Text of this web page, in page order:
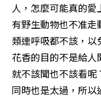
人，怎麼可能真的
有野生動物也不准
類連呼吸都不該，
花香的目的不是給
就不該聞也不該看
同時也是太過，所以